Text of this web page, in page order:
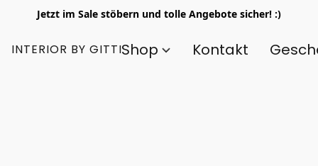
Jetzt im Sale stöbern und tolle Angebote sicher! :)
INTERIOR BY GITTIShop Kontakt